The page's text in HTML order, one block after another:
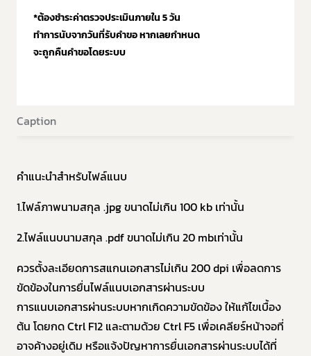
Caption
*ต้องชำระค่าตรวจประเมินภายใน 5 วัน
ทำการนับจากวันที่รับคำขอ หากเลยกำหนด
จะถูกคืนคำขอโดยระบบ
คำแนะนำสำหรับไฟล์แนบ
1.ไฟล์ภาพนามสกุล .jpg ขนาดไม่เกิน 100 kb เท่านั้น
2.ไฟล์แนบนามสกุล .pdf ขนาดไม่เกิน 20 mbเท่านั้น
ควรตั้งละเอียดการสแกนเอกสารไม่เกิน 200 dpi เพื่อลดการ
ขัดข้องในการยื่นไฟล์แนบเอกสารผ่านระบบ
การแนบเอกสารผ่านระบบหากเกิดความขัดข้อง ให้แก้ไขเบื้อง
ต้น โดยกด Ctrl F12 และตามด้วย Ctrl F5 เพื่อเคลียร์หน้าจอที่
อาจค้างอยู่เดิม หรือแจ้งปัญหาการยื่นเอกสารผ่านระบบได้ที่